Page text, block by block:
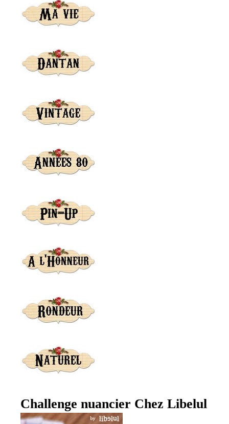
Challenge nuancier Chez Libelul